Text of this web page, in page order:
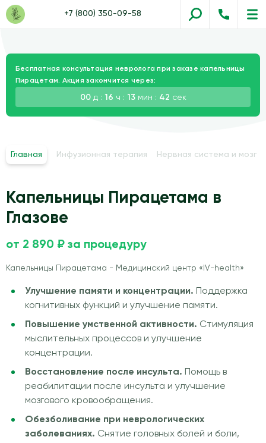
+7 (800) 350-09-58
Бесплатная консультация невролога при заказе капельницы
Пирацетам. Акция закончится через:
00 д :16 ч :13 мин : 41сек
Главная Инфузионная терапия Нервная система и мозг
Капельницы Пирацетама в
Глазове
от 2 890 ₽ за процедуру
Капельницы Пирацетама - Медицинский центр «IV-health»
Улучшение памяти и концентрации. Поддержка
когнитивных функций и улучшение памяти.
Повышение умственной активности. Стимуляция
мыслительных процессов и улучшение
концентрации.
Восстановление после инсульта. Помощь в
реабилитации после инсульта и улучшение
мозгового кровообращения.
Обезболивание при неврологических
заболеваниях. Снятие головных болей и боли,